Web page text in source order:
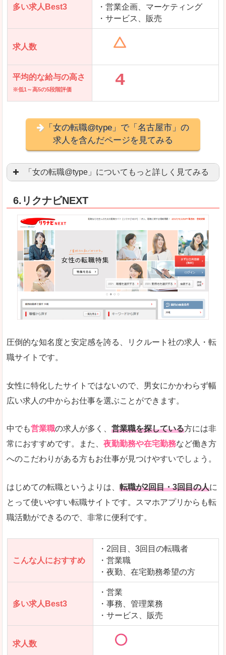
多い求人Best3
・営業企画、マーケティング
・サービス、販売
求人数
平均的な給与の高さ
※低1～高5の5段階評価
「女の転職@type」で「名古屋市」の
求人を含んだページを見てみる
「女の転職@type」についてもっと詳しく見てみる
良いところ
正社員求人が約80％、正社員で長く働きたい方に
働く女のワーク＆ライフマガジン「woman type
悪いところ
求人の掲載数が少ないです。
求人の掲載情報の文字が小さめで、少し見づらい
詳しい説明
女性でエンジニア職への転職をお考えの方は、こ
エンジニア職の求人においては、ほかにない専門
求人数が少ないので、逆に探しやすいといった一
求人を含んだページを見てみる
6.リクナビNEXT
圧倒的な知名度と安定感を誇る、リクルート社の求人・転
職サイトです。
女性に特化したサイトではないので、男女にかかわらず幅
広い求人の中からお仕事を選ぶことができます。
中でも営業職の求人が多く、 営業職を探している方には非
常におすすめです。また、 夜勤勤務や在宅勤務など働き方
へのこだわりがある方もお仕事が見つけやすいでしょう。
はじめての転職というよりは、 転職が2回目・3回目の人に
とって使いやすい転職サイトです。スマホアプリからも転
職活動ができるので、非常に便利です。
こんな人におすすめ
・2回目、3回目の転職者
・営業職
・夜勤、在宅勤務希望の方
多い求人Best3
・営業
・事務、管理業務
・サービス、販売
求人数